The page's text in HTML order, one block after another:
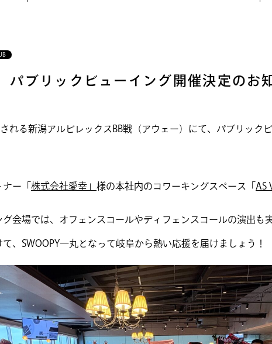
パブリックビューイング開催決定のお
れる新潟アルビレックスBB戦（アウェー）にて、パブリック
ー「 株式会社愛幸」 様の本社内のコワーキングスペース「 AS
会場では、オフェンスコールやディフェンスコールの演出も
、SWOOPY一丸となって岐阜から熱い応援を届けましょう！